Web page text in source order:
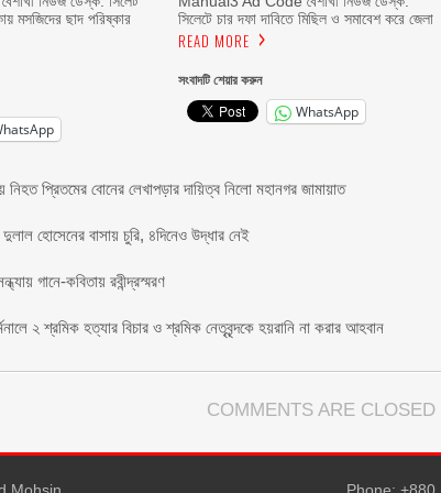
মসজিদের ছাদ পরিষ্কার
সিলেটে চার দফা দাবিতে মিছিল ও সমাবেশ করে জেলা
READ MORE
সংবাদটি শেয়ার করুন
WhatsApp
নিহত প্রিতমের বোনের লেখাপড়ার দায়িত্ব নিলো মহানগর জামায়াত
হোসেনের বাসায় চুরি, ৪দিনেও উদ্ধার নেই
গানে-কবিতায় রবীন্দ্রস্মরণ
২ শ্রমিক হত্যার বিচার ও শ্রমিক নেতৃবৃন্দকে হয়রানি না করার আহবান
COMMENTS ARE CLOSED